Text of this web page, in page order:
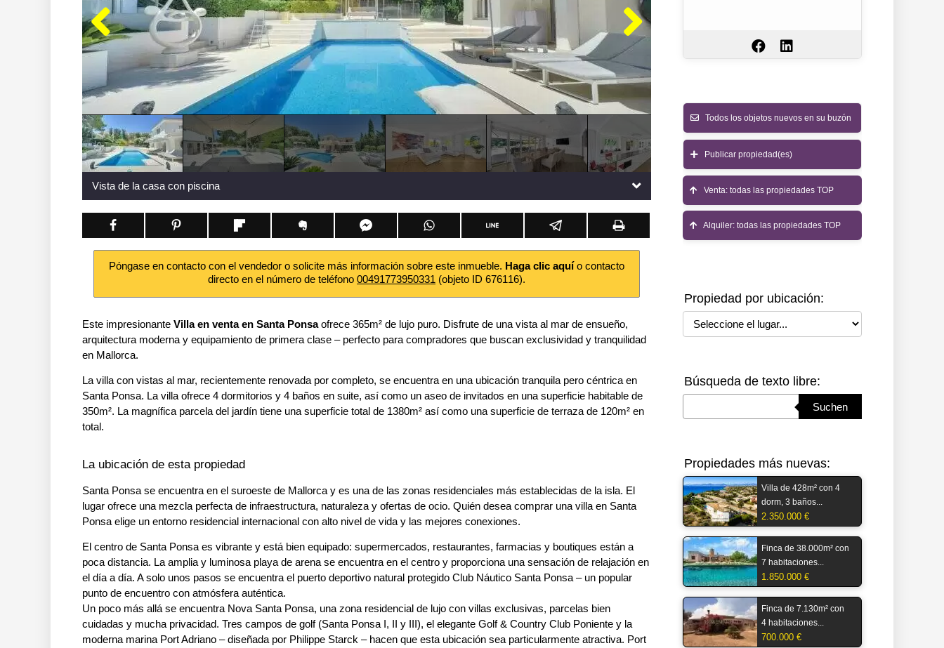
Vista de la casa con piscina
Póngase en contacto con el vendedor o solicite más información sobre este inmueble. Haga clic aquío contacto
directo en el número de teléfono 00491773950331 (objeto ID 676116).
Este impresionante Villa en venta en Santa Ponsaofrece 365m² de lujo puro. Disfrute de una vista al mar de ensueño,
arquitectura moderna y equipamiento de primera clase – perfecto para compradores que buscan exclusividad y tranquilidad
en Mallorca.
La villa con vistas al mar, recientemente renovada por completo, se encuentra en una ubicación tranquila pero céntrica en
Santa Ponsa. La villa ofrece 4 dormitorios y 4 baños en suite, así como un aseo de invitados en una superficie habitable de
350m². La magnífica parcela del jardín tiene una superficie total de 1380m² así como una superficie de terraza de 120m² en
total.
La ubicación de esta propiedad
Santa Ponsa se encuentra en el suroeste de Mallorca y es una de las zonas residenciales más establecidas de la isla. El
lugar ofrece una mezcla perfecta de infraestructura, naturaleza y ofertas de ocio. Quién desea comprar una villa en Santa
Ponsa elige un entorno residencial internacional con alto nivel de vida y las mejores conexiones.
El centro de Santa Ponsa es vibrante y está bien equipado: supermercados, restaurantes, farmacias y boutiques están a
poca distancia. La amplia y luminosa playa de arena se encuentra en el centro y proporciona una sensación de relajación en
el día a día. A solo unos pasos se encuentra el puerto deportivo natural protegido Club Náutico Santa Ponsa – un popular
punto de encuentro con atmósfera auténtica.
Un poco más allá se encuentra Nova Santa Ponsa, una zona residencial de lujo con villas exclusivas, parcelas bien
cuidadas y mucha privacidad. Tres campos de golf (Santa Ponsa I, II y III), el elegante Golf & Country Club Poniente y la
moderna marina Port Adriano – diseñada por Philippe Starck – hacen que esta ubicación sea particularmente atractiva. Port
Todos los objetos nuevos en su buzón
Publicar propiedad(es)
Venta: todas las propiedades TOP
Alquiler: todas las propiedades TOP
Propiedad por ubicación:
Seleccione el lugar
Búsqueda de texto libre:
Suchen
Propiedades más nuevas:
Villa de 428m² con 4
dorm, 3 baños...
2.350.000 €
Finca de 38.000m² con
7 habitaciones...
1.850.000 €
Finca de 7.130m² con
4 habitaciones...
700.000 €